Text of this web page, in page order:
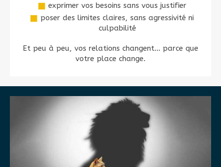
exprimer vos besoins sans vous justifier
poser des limites claires, sans agressivité ni
culpabilité
Et peu à peu, vos relations changent… parce que
votre place change.